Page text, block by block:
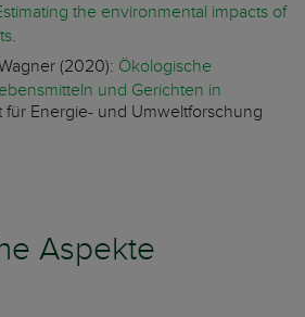
the environmental impacts of
.
(2020): Ökologische
und Gerichten in
für Energie- und Umweltforschung
Aspekte